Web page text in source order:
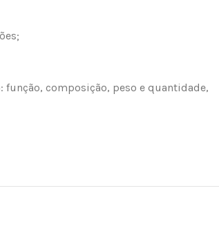
composição, peso e quantidade,